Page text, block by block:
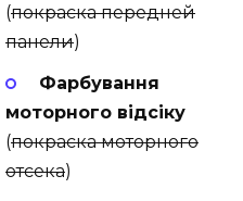
(покраска передней
панели)
Фарбування
моторного відсіку
(покраска моторного
отсека)